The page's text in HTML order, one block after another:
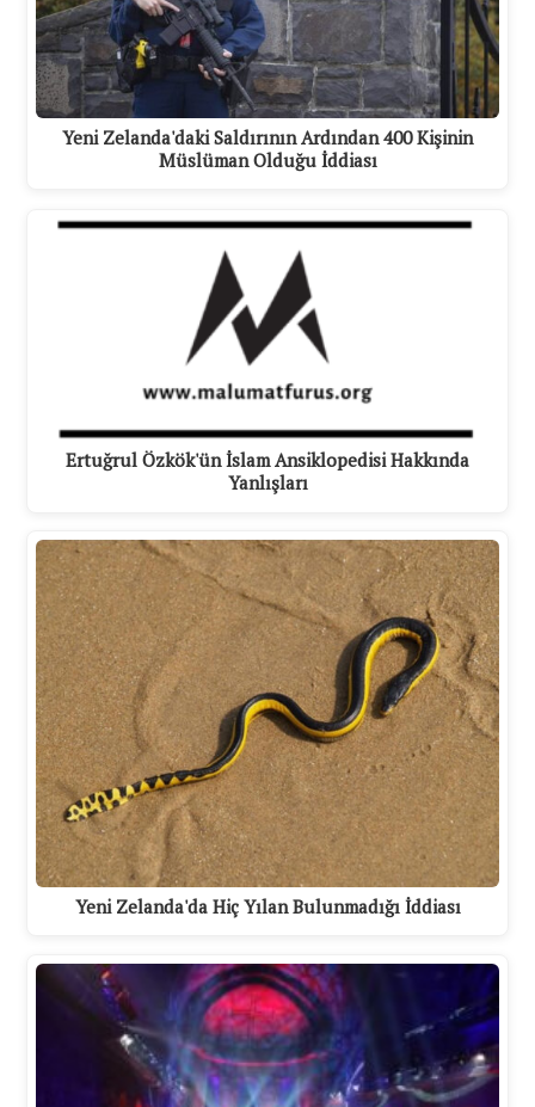
Yeni Zelanda'daki Saldırının Ardından 400 Kişinin
Müslüman Olduğu İddiası
Ertuğrul Özkök'ün İslam Ansiklopedisi Hakkında
Yanlışları
Yeni Zelanda'da Hiç Yılan Bulunmadığı İddiası